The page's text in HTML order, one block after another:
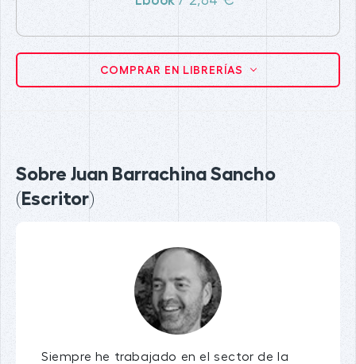
COMPRAR EN LIBRERÍAS
Sobre Juan Barrachina Sancho
(Escritor)
Siempre he trabajado en el sector de la